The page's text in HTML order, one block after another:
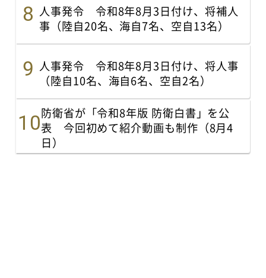
人事発令 令和8年8月3日付け、将補人
事（陸自20名、海自7名、空自13名）
人事発令 令和8年8月3日付け、将人事
（陸自10名、海自6名、空自2名）
防衛省が「令和8年版 防衛白書」を公
表 今回初めて紹介動画も制作（8月4
日）